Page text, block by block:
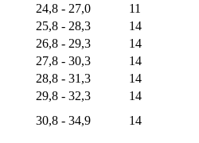
24,8 - 27,0
11
25,8 - 28,3
14
26,8 - 29,3
14
27,8 - 30,3
14
28,8 - 31,3
14
29,8 - 32,3
14
30,8 - 34,9
14